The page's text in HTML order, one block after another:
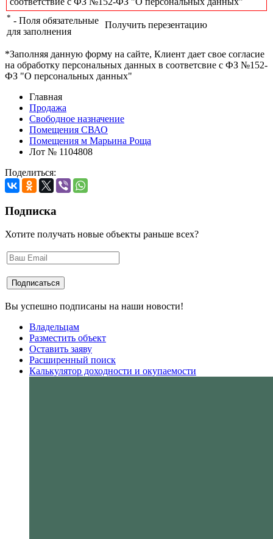
* - Поля обязательные
для заполнения
Получить перезентацию
*Заполняя данную форму на сайте, Клиент дает свое согласие
на обработку персональных данных в соответсвие с ФЗ №152-
ФЗ "О персональных данных"
Главная
Продажа
Свободное назначение
Помещения СВАО
Помещения м Марьина Роща
Лот № 1104808
Поделиться:
Подписка
Хотите получать новые объекты раньше всех?
Вы успешно подписаны на наши новости!
Владельцам
Разместить объект
Оставить заяву
Расширенный поиск
Калькулятор доходности и окупаемости